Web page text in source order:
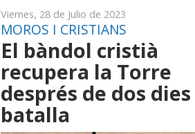
Viernes, 28 de Julio de 2023
MOROS I CRISTIANS
El bàndol cristià
recupera la Torre
després de dos
batalla